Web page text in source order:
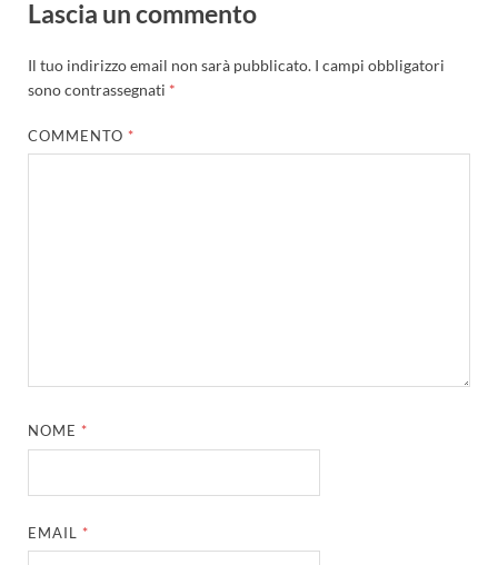
Lascia un commento
Il tuo indirizzo email non sarà pubblicato. I campi obbligatori
sono contrassegnati *
COMMENTO *
NOME *
EMAIL *